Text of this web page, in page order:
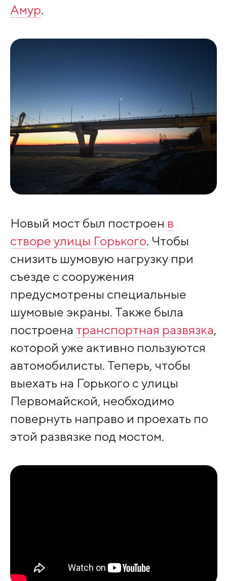
Амур.
Новый мост был построен в
створе улицы Горького. Чтобы
снизить шумовую нагрузку при
съезде с сооружения
предусмотрены специальные
шумовые экраны. Также была
построена транспортная развязка,
которой уже активно пользуются
автомобилисты. Теперь, чтобы
выехать на Горького с улицы
Первомайской, необходимо
повернуть направо и проехать по
этой развязке под мостом.